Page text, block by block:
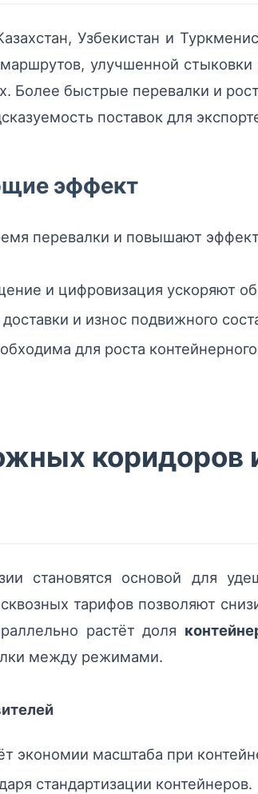
Узбекистан и
улучшенной стыковки
Более быстрые перевалки и
поставок для
эффект
перевалки и повышают
и цифровизация ускоряют
и износ подвижного
для роста
коридоров
становятся основой для
тарифов позволяют
растёт доля
между режимами.
экономии масштаба при
стандартизации контейнеров.